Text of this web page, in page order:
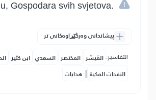
Gospodara svih svjetova.
پیشاندانی وەرگێڕاوەکانی تر
التفاسير: المُيسَّر المختصر السعدي ابن كثير
النفحات المكية | هدايات